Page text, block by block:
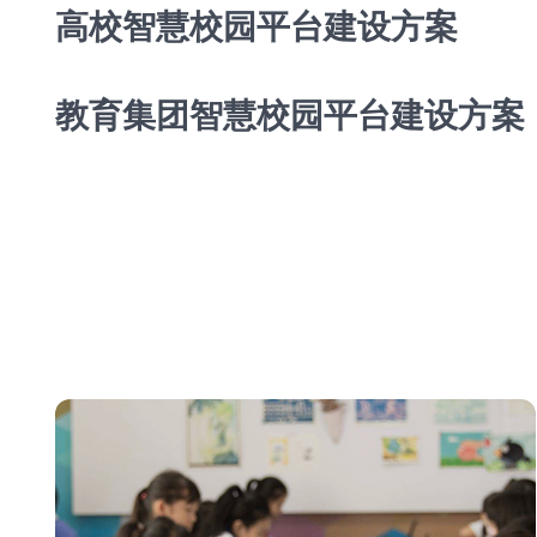
高校智慧校园平台建设方案
教育集团智慧校园平台建设方案